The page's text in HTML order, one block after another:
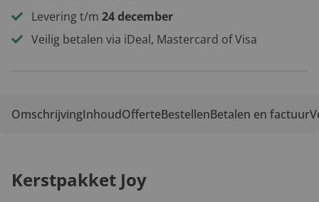
Levering t/m 24 december
Veilig betalen via iDeal, Mastercard of Visa
OmschrijvingInhoudOfferteBestellenBetalen en factuur
Kerstpakket Joy